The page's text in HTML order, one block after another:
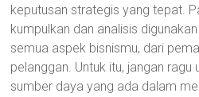
keputusan strategis yang tepat.
kumpulkan dan analisis
semua aspek bisnismu, dari
pelanggan. Untuk itu, jangan ragu
sumber daya yang ada dalam